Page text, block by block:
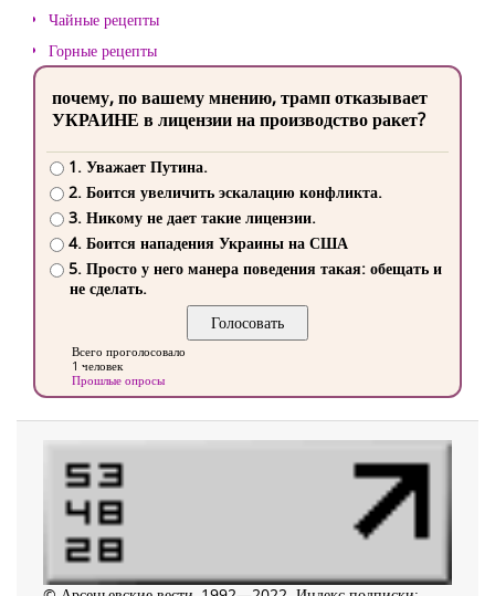
Чайные рецепты
Горные рецепты
почему, по вашему мнению, трамп отказывает
УКРАИНЕ в лицензии на производство ракет?
1. Уважает Путина.
2. Боится увеличить эскалацию конфликта.
3. Никому не дает такие лицензии.
4. Боится нападения Украины на США
5. Просто у него манера поведения такая: обещать и
не сделать.
Всего проголосовало
1 человек
Прошлые опросы